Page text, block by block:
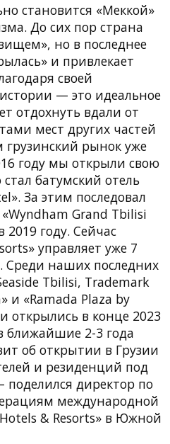
становится «Меккой»
До сих пор страна
но в последнее
и привлекает
своей
— это идеальное
отдохнуть вдали от
мест других частей
рынок уже
году мы открыли свою
батумский отель
За этим последовал
Grand Tbilisi
году. Сейчас
управляет уже 7
Среди наших последних
Tbilisi, Trademark
и «Ramada Plaza by
открылись в конце 2023
ближайшие 2-3 года
об открытии в Грузии
и резиденций под
директор по
международной
& Resorts» в Южной